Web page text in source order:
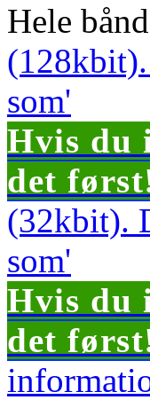
Hele
som'
Hvis du
det
(32kbit).
som'
Hvis du
det